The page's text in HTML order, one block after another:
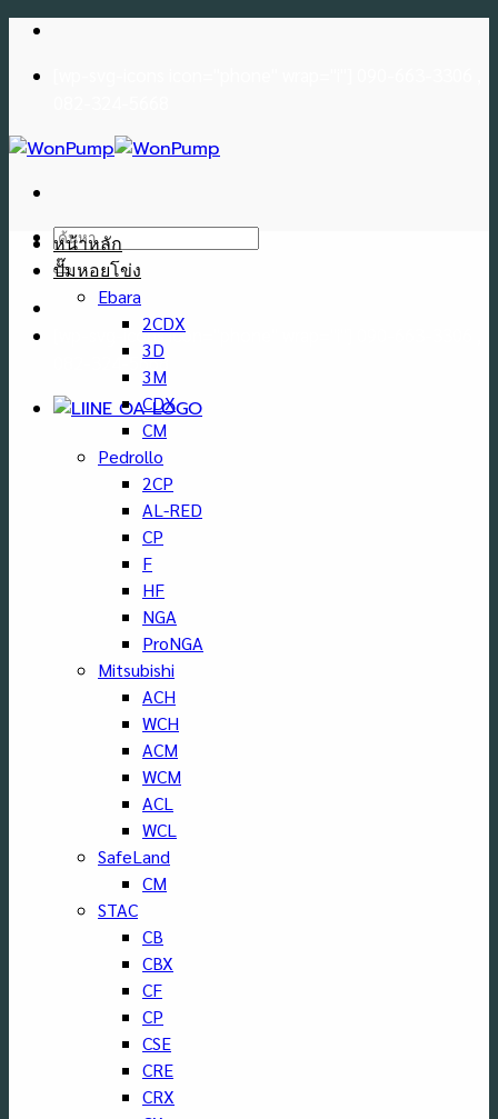
Skip
content
ค้นหา:
[wp-svg-icons icon="phone" wrap="i"] 090-663-3306 ,
082-324-5668
หน้าหลัก
ปั๊มหอยโข่ง
Ebara
2CDX
3D
3M
CDX
CM
Pedrollo
2CP
AL-RED
CP
F
HF
NGA
ProNGA
Mitsubishi
ACH
WCH
ACM
WCM
ACL
WCL
SafeLand
CM
STAC
CB
CBX
CF
CP
CSE
CRE
CRX